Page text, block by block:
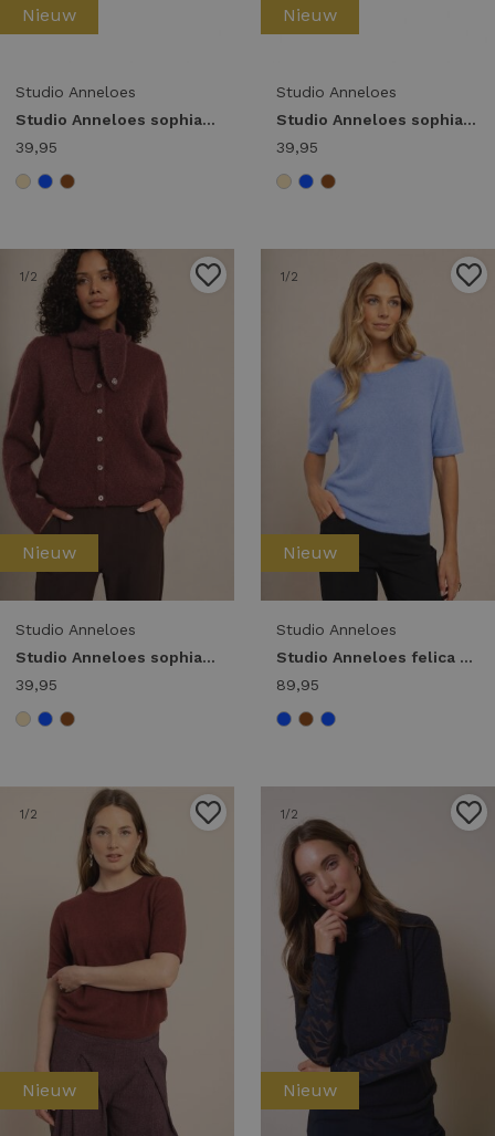
Nieuw
Studio Anneloes
Studio Anneloes sophia scarf 14403 Sjaals 2200 latte
39,95
Nieuw
Studio Anneloes
Studio Anneloes sophia scarf 14403 Sjaals 6000 sky blue
39,95
1/2
Nieuw
Studio Anneloes
Studio Anneloes sophia scarf 14403 Sjaals 8600 chestnut
39,95
1/2
Nieuw
Studio Anneloes
Studio Anneloes felica pullover 14404 Trui korte mouw 6000 sky blue
89,95
1/2
Nieuw
1/2
Nieuw